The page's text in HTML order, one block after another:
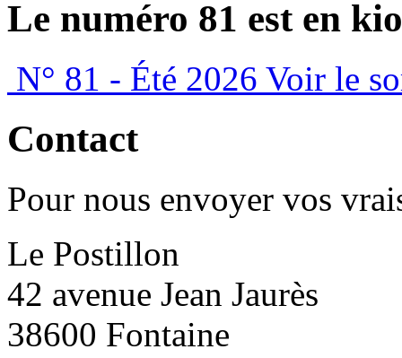
Le numéro 81 est en
N° 81 - Été 2026 Voir le
Contact
Pour nous envoyer vos
Le Postillon
42 avenue Jean Jaurès
38600 Fontaine